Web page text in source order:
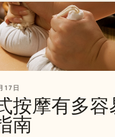
17日
按摩有多容
南